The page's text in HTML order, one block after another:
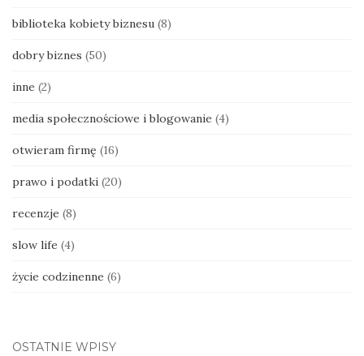
biblioteka kobiety biznesu (8)
dobry biznes (50)
inne (2)
media społecznościowe i blogowanie (4)
otwieram firmę (16)
prawo i podatki (20)
recenzje (8)
slow life (4)
życie codzinenne (6)
OSTATNIE WPISY